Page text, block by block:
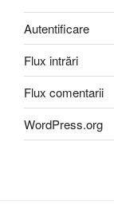
Autentificare
Flux intrări
Flux comentarii
WordPress.org